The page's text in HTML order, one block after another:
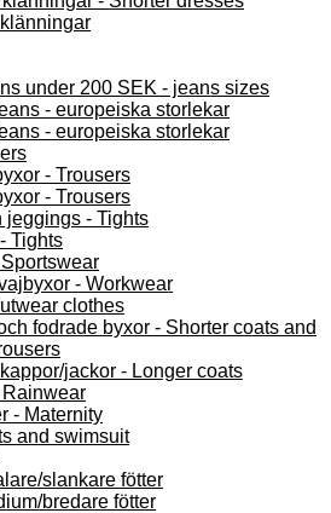
under 200 SEK - jeans sizes
- europeiska storlekar
- europeiska storlekar
- Trousers
- Trousers
jeggings - Tights
Tights
- Workwear
clothes
fodrade byxor - Shorter coats and
jackor - Longer coats
- Maternity
and swimsuit
slankare fötter
bredare fötter